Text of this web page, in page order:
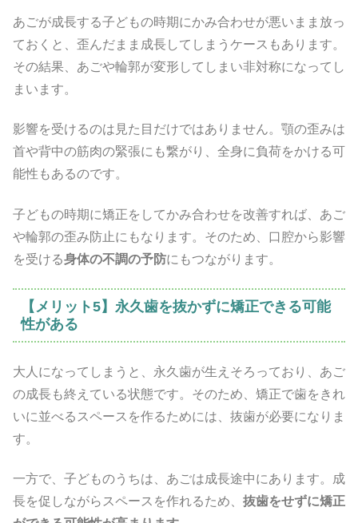
あごが成長する子どもの時期にかみ合わせが悪いまま放っ
ておくと、歪んだまま成長してしまうケースもあります。
その結果、あごや輪郭が変形してしまい非対称になってし
まいます。
影響を受けるのは見た目だけではありません。顎の歪みは
首や背中の筋肉の緊張にも繋がり、全身に負荷をかける可
能性もあるのです。
子どもの時期に矯正をしてかみ合わせを改善すれば、あご
や輪郭の歪み防止にもなります。そのため、口腔から影響
を受ける身体の不調の予防にもつながります。
【メリット5】永久歯を抜かずに矯正できる可能
性がある
大人になってしまうと、永久歯が生えそろっており、あご
の成長も終えている状態です。そのため、矯正で歯をきれ
いに並べるスペースを作るためには、抜歯が必要になりま
す。
一方で、子どものうちは、あごは成長途中にあります。成
長を促しながらスペースを作れるため、 抜歯をせずに矯正